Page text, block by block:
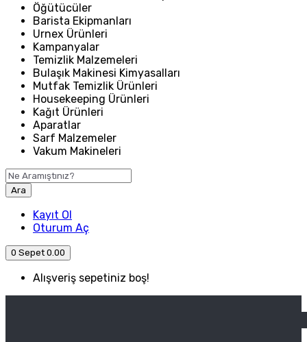
Öğütücüler
Barista Ekipmanları
Urnex Ürünleri
Kampanyalar
Temizlik Malzemeleri
Bulaşık Makinesi Kimyasalları
Mutfak Temizlik Ürünleri
Housekeeping Ürünleri
Kağıt Ürünleri
Aparatlar
Sarf Malzemeler
Vakum Makineleri
Ara
Kayıt Ol
Oturum Aç
0 Sepet 0.00
Alışveriş sepetiniz boş!